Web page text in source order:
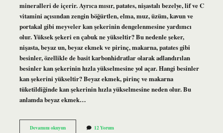
mineralleri de içerir. Ayrıca mısır, patates, nişastalı bezelye, lif ve C
vitamini açısından zengin böğürtlen, elma, muz, üzüm, kavun ve
portakal gibi meyveler kan şekerinin dengelenmesine yardımcı
olur. Yüksek şekeri en çabuk ne yükseltir? Bu nedenle şeker,
nişasta, beyaz un, beyaz ekmek ve pirinç, makarna, patates gibi
besinler, özellikle de basit karbonhidratlar olarak adlandırılan
besinler kan şekerinin hızla yükselmesine yol açar. Hangi besinler
kan şekerini yükseltir? Beyaz ekmek, pirinç ve makarna
tüketildiğinde kan şekerinin hızla yükselmesine neden olur. Bu
anlamda beyaz ekmek…
Devamını okuyunKan
12 Yorum